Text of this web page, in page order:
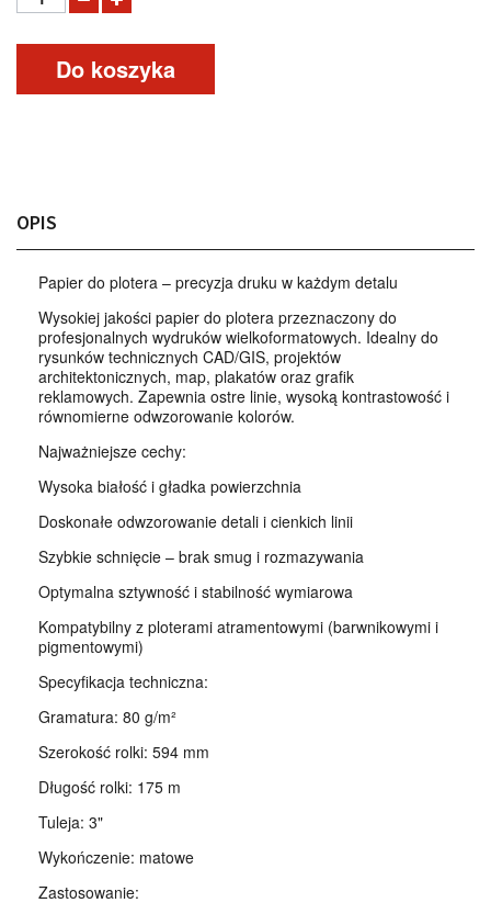
Do koszyka
OPIS
Papier do plotera – precyzja druku w każdym detalu
Wysokiej jakości papier do plotera przeznaczony do
profesjonalnych wydruków wielkoformatowych. Idealny do
rysunków technicznych CAD/GIS, projektów
architektonicznych, map, plakatów oraz grafik
reklamowych. Zapewnia ostre linie, wysoką kontrastowość i
równomierne odwzorowanie kolorów.
Najważniejsze cechy:
Wysoka białość i gładka powierzchnia
Doskonałe odwzorowanie detali i cienkich linii
Szybkie schnięcie – brak smug i rozmazywania
Optymalna sztywność i stabilność wymiarowa
Kompatybilny z ploterami atramentowymi (barwnikowymi i
pigmentowymi)
Specyfikacja techniczna:
Gramatura: 80 g/m²
Szerokość rolki: 594 mm
Długość rolki: 175 m
Tuleja: 3"
Wykończenie: matowe
Zastosowanie: